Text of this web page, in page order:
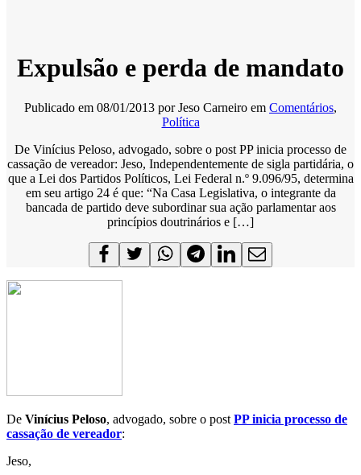
Expulsão e perda de mandato
Publicado em 08/01/2013 porJeso Carneiro em Comentários,
Política
De Vinícius Peloso, advogado, sobre o post PP inicia processo de
cassação de vereador: Jeso, Independentemente de sigla partidária, o
que a Lei dos Partidos Políticos, Lei Federal n.º 9.096/95, determina
em seu artigo 24 é que: “Na Casa Legislativa, o integrante da
bancada de partido deve subordinar sua ação parlamentar aos
princípios doutrinários e […]
De Vinícius Peloso, advogado, sobre o post PP inicia processo de
cassação de vereador:
Jeso,